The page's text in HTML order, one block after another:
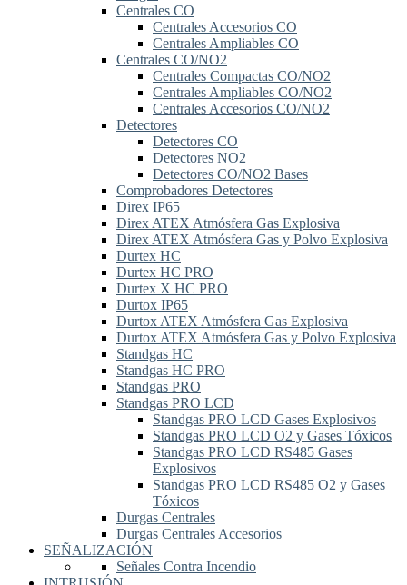
Centrales CO
Centrales Accesorios CO
Centrales Ampliables CO
Centrales CO/NO2
Centrales Compactas CO/NO2
Centrales Ampliables CO/NO2
Centrales Accesorios CO/NO2
Detectores
Detectores CO
Detectores NO2
Detectores CO/NO2 Bases
Comprobadores Detectores
Direx IP65
Direx ATEX Atmósfera Gas Explosiva
Direx ATEX Atmósfera Gas y Polvo Explosiva
Durtex HC
Durtex HC PRO
Durtex X HC PRO
Durtox IP65
Durtox ATEX Atmósfera Gas Explosiva
Durtox ATEX Atmósfera Gas y Polvo Explosiva
Standgas HC
Standgas HC PRO
Standgas PRO
Standgas PRO LCD
Standgas PRO LCD Gases Explosivos
Standgas PRO LCD O2 y Gases Tóxicos
Standgas PRO LCD RS485 Gases
Explosivos
Standgas PRO LCD RS485 O2 y Gases
Tóxicos
Durgas Centrales
Durgas Centrales Accesorios
SEÑALIZACIÓN
Señales Contra Incendio